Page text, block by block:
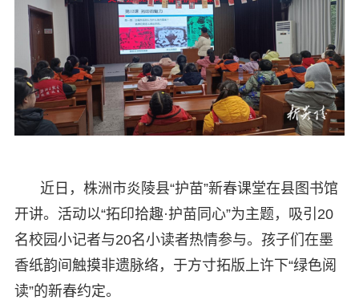
近日，株洲市炎陵县“护苗”新春课堂在县图书馆
开讲。活动以“拓印拾趣·护苗同心”为主题，吸引20
名校园小记者与20名小读者热情参与。孩子们在墨
香纸韵间触摸非遗脉络，于方寸拓版上许下“绿色阅
读”的新春约定。